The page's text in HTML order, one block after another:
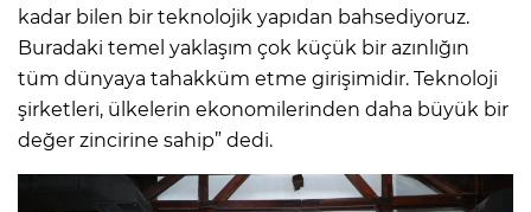
kadar bilen bir teknolojik yapıdan bahsediyoruz.
Buradaki temel yaklaşım çok küçük bir azınlığın
tüm dünyaya tahakküm etme girişimidir. Teknoloji
şirketleri, ülkelerin ekonomilerinden daha büyük bir
değer zincirine sahip” dedi.